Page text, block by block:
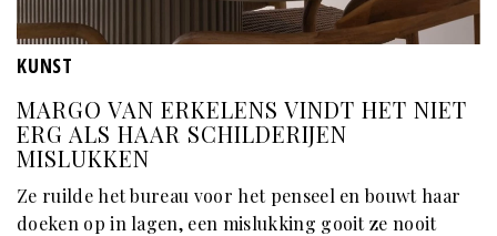
KUNST
MARGO VAN ERKELENS VINDT HET NIET
ERG ALS HAAR SCHILDERIJEN
MISLUKKEN
Ze ruilde het bureau voor het penseel en bouwt haar
doeken op in lagen, een mislukking gooit ze nooit